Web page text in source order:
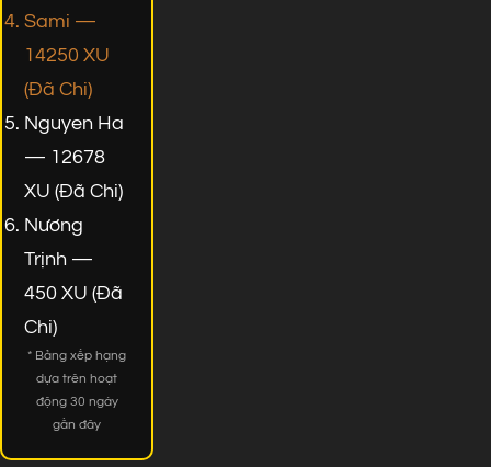
Sami —
14250 XU
(Đã Chi)
Nguyen Ha
— 12678
XU (Đã Chi)
Nương
Trịnh —
450 XU (Đã
Chi)
* Bảng xếp hạng
dựa trên hoạt
động 30 ngày
gần đây